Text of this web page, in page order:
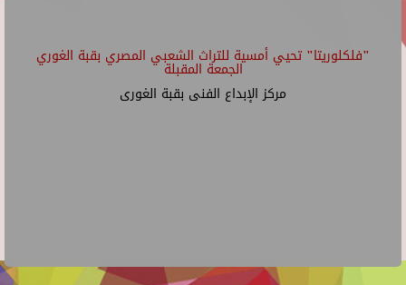
"فلكلوريتا" تحيي أمسية للتراث الشعبي المصري بقبة الغوري
الجمعة المقبلة
مركز الإبداع الفنى بقبة الغورى